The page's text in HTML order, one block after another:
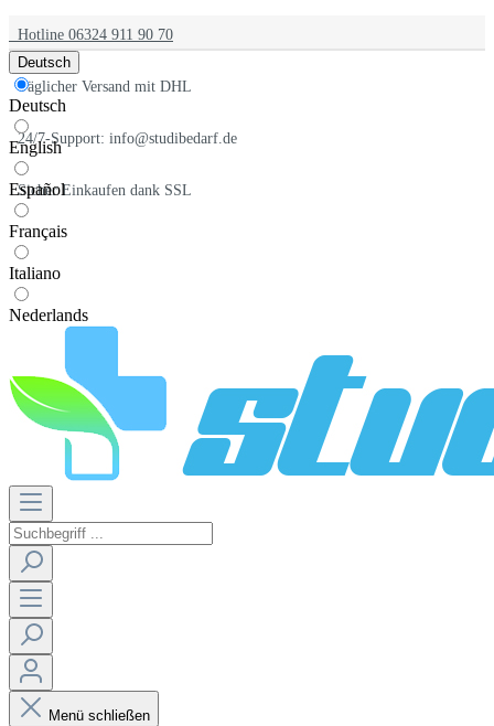
Hotline 06324 911 90 70
Täglicher Versand mit DHL
24/7-Support: info@studibedarf.de
Sicher Einkaufen dank SSL
Deutsch
Deutsch
English
Español
Français
Italiano
Nederlands
Menü schließen